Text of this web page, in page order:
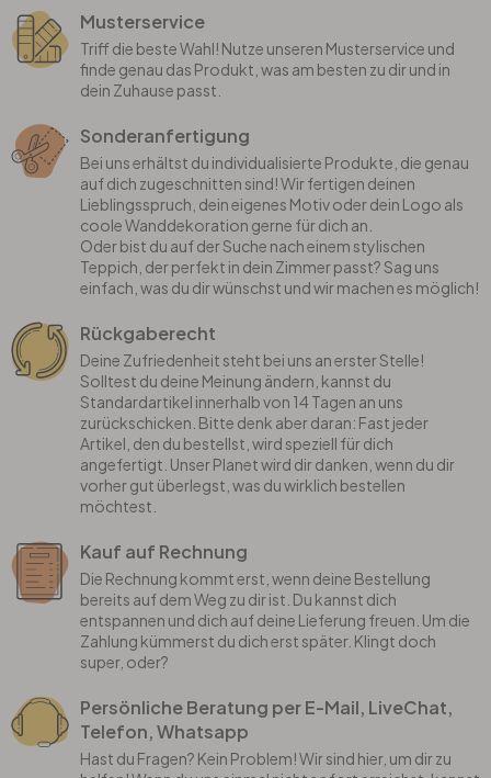
Musterservice
Triff die beste Wahl! Nutze unseren Musterservice und
finde genau das Produkt, was am besten zu dir und in
dein Zuhause passt.
Sonderanfertigung
Bei uns erhältst du individualisierte Produkte, die genau
auf dich zugeschnitten sind! Wir fertigen deinen
Lieblingsspruch, dein eigenes Motiv oder dein Logo als
coole Wanddekoration gerne für dich an.
Oder bist du auf der Suche nach einem stylischen
Teppich, der perfekt in dein Zimmer passt? Sag uns
einfach, was du dir wünschst und wir machen es möglich!
Rückgaberecht
Deine Zufriedenheit steht bei uns an erster Stelle!
Solltest du deine Meinung ändern, kannst du
Standardartikel innerhalb von 14 Tagen an uns
zurückschicken. Bitte denk aber daran: Fast jeder
Artikel, den du bestellst, wird speziell für dich
angefertigt. Unser Planet wird dir danken, wenn du dir
vorher gut überlegst, was du wirklich bestellen
möchtest.
Kauf auf Rechnung
Die Rechnung kommt erst, wenn deine Bestellung
bereits auf dem Weg zu dir ist. Du kannst dich
entspannen und dich auf deine Lieferung freuen. Um die
Zahlung kümmerst du dich erst später. Klingt doch
super, oder?
Persönliche Beratung per E-Mail, LiveChat,
Telefon, Whatsapp
Hast du Fragen? Kein Problem! Wir sind hier, um dir zu